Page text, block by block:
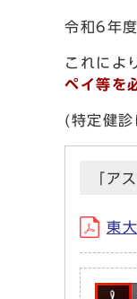
令和6年
これによ
ペイ等を
(特定健診
「ア
東